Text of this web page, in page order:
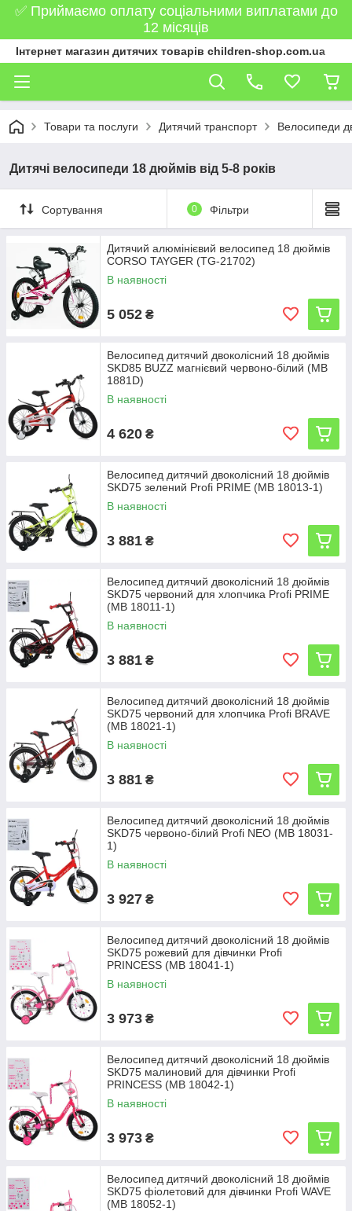
✅ Приймаємо оплату соціальними виплатами до
12 місяців
Інтернет магазин дитячих товарів children-shop.com.ua
Товари та послуги Дитячий транспорт Велосипеди
Дитячі велосипеди 18 дюймів від 5-8 років
Сортування 0 Фільтри
Дитячий алюмінієвий велосипед 18 дюймів
CORSO TAYGER (TG-21702)
В наявності
5 052 ₴
Велосипед дитячий двоколісний 18 дюймів
SKD85 BUZZ магнієвий червоно-білий (MB
1881D)
В наявності
4 620 ₴
Велосипед дитячий двоколісний 18 дюймів
SKD75 зелений Profi PRIME (MB 18013-1)
В наявності
3 881 ₴
Велосипед дитячий двоколісний 18 дюймів
SKD75 червоний для хлопчика Profi PRIME
(MB 18011-1)
В наявності
3 881 ₴
Велосипед дитячий двоколісний 18 дюймів
SKD75 червоний для хлопчика Profi BRAVE
(MB 18021-1)
В наявності
3 881 ₴
Велосипед дитячий двоколісний 18 дюймів
SKD75 червоно-білий Profi NEO (MB 18031-
1)
В наявності
3 927 ₴
Велосипед дитячий двоколісний 18 дюймів
SKD75 рожевий для дівчинки Profi
PRINCESS (MB 18041-1)
В наявності
3 973 ₴
Велосипед дитячий двоколісний 18 дюймів
SKD75 малиновий для дівчинки Profi
PRINCESS (MB 18042-1)
В наявності
3 973 ₴
Велосипед дитячий двоколісний 18 дюймів
SKD75 фіолетовий для дівчинки Profi WAVE
(MB 18052-1)